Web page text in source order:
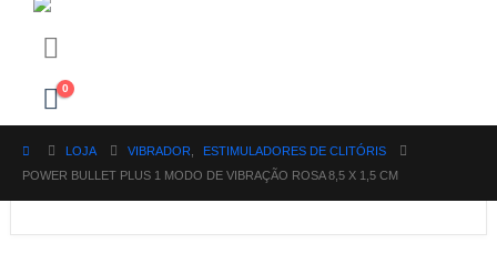
0
LOJA VIBRADOR
ESTIMULADORES DE CLITÓRIS
POWER BULLET PLUS 1 MODO DE VIBRAÇÃO ROSA 8,5 X 1,5 CM